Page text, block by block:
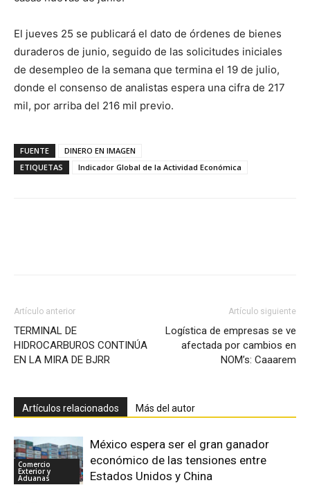
El jueves 25 se publicará el dato de órdenes de bienes
duraderos de junio, seguido de las solicitudes iniciales
de desempleo de la semana que termina el 19 de julio,
donde el consenso de analistas espera una cifra de 217
mil, por arriba del 216 mil previo.
FUENTE
DINERO EN IMAGEN
ETIQUETAS
Indicador Global de la Actividad Económica
Artículo anterior
TERMINAL DE
HIDROCARBUROS CONTINÚA
EN LA MIRA DE BJRR
Artículo siguiente
Logística de empresas se ve
afectada por cambios en
NOM’s: Caaarem
Artículos relacionados Más del autor
Comercio
Exterior y
Aduanas
México espera ser el gran ganador
económico de las tensiones entre
Estados Unidos y China